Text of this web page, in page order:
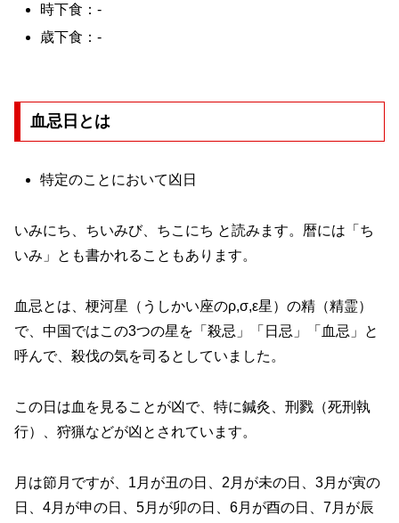
時下食：-
歳下食：-
血忌日とは
特定のことにおいて凶日
いみにち、ちいみび、ちこにち と読みます。暦には「ち
いみ」とも書かれることもあります。
血忌とは、梗河星（うしかい座のρ,σ,ε星）の精（精霊）
で、中国ではこの3つの星を「殺忌」「日忌」「血忌」と
呼んで、殺伐の気を司るとしていました。
この日は血を見ることが凶で、特に鍼灸、刑戮（死刑執
行）、狩猟などが凶とされています。
月は節月ですが、1月が丑の日、2月が未の日、3月が寅の
日、4月が申の日、5月が卯の日、6月が酉の日、7月が辰